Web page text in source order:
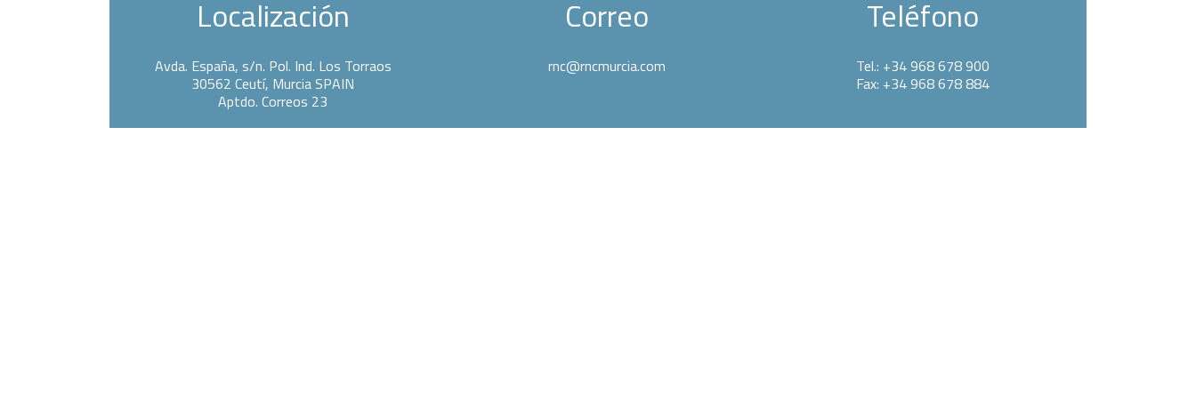
Localización
Avda. España, s/n. Pol. Ind. Los Torraos
30562 Ceutí, Murcia SPAIN
Aptdo. Correos 23
Correo
rnc@rncmurcia.com
Teléfono
Tel.: +34 968 678 900
Fax: +34 968 678 884